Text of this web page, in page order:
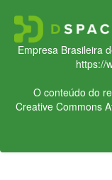
Empresa Brasileira
https://
O conteúdo do
Creative Commons